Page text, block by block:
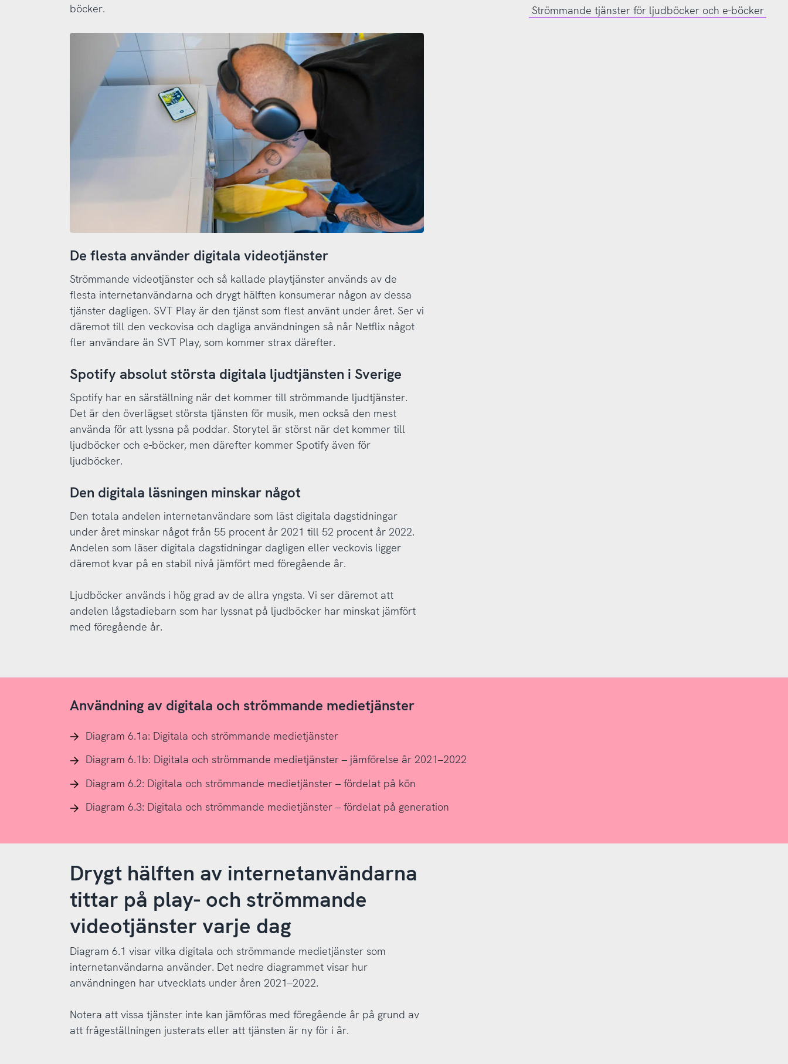
Strömmande tjänster för ljudböcker och e-böcker
böcker.
De flesta använder digitala videotjänster
Strömmande videotjänster och så kallade playtjänster används av de
flesta internetanvändarna och drygt hälften konsumerar någon av dessa
tjänster dagligen. SVT Play är den tjänst som flest använt under året. Ser vi
däremot till den veckovisa och dagliga användningen så når Netflix något
fler användare än SVT Play, som kommer strax därefter.
Spotify absolut största digitala ljudtjänsten i Sverige
Spotify har en särställning när det kommer till strömmande ljudtjänster.
Det är den överlägset största tjänsten för musik, men också den mest
använda för att lyssna på poddar. Storytel är störst när det kommer till
ljudböcker och e-böcker, men därefter kommer Spotify även för
ljudböcker.
Den digitala läsningen minskar något
Den totala andelen internetanvändare som läst digitala dagstidningar
under året minskar något från 55 procent år 2021 till 52 procent år 2022.
Andelen som läser digitala dagstidningar dagligen eller veckovis ligger
däremot kvar på en stabil nivå jämfört med föregående år.
Ljudböcker används i hög grad av de allra yngsta. Vi ser däremot att
andelen lågstadiebarn som har lyssnat på ljudböcker har minskat jämfört
med föregående år.
Användning av digitala och strömmande medietjänster
Diagram 6.1a: Digitala och strömmande medietjänster
Diagram 6.1b: Digitala och strömmande medietjänster – jämförelse år 2021–2022
Diagram 6.2: Digitala och strömmande medietjänster – fördelat på kön
Diagram 6.3: Digitala och strömmande medietjänster – fördelat på generation
Drygt hälften av internetanvändarna
tittar på play- och strömmande
videotjänster varje dag
Diagram 6.1 visar vilka digitala och strömmande medietjänster som
internetanvändarna använder. Det nedre diagrammet visar hur
användningen har utvecklats under åren 2021–2022.
Notera att vissa tjänster inte kan jämföras med föregående år på grund av
att frågeställningen justerats eller att tjänsten är ny för i år.